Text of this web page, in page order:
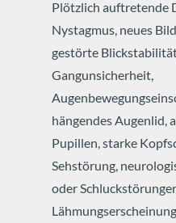
Plötzlich auftretende
Nystagmus, neues
gestörte
Gangunsicherheit,
hängendes Augenlid,
Pupillen, starke
Sehstörung,
oder